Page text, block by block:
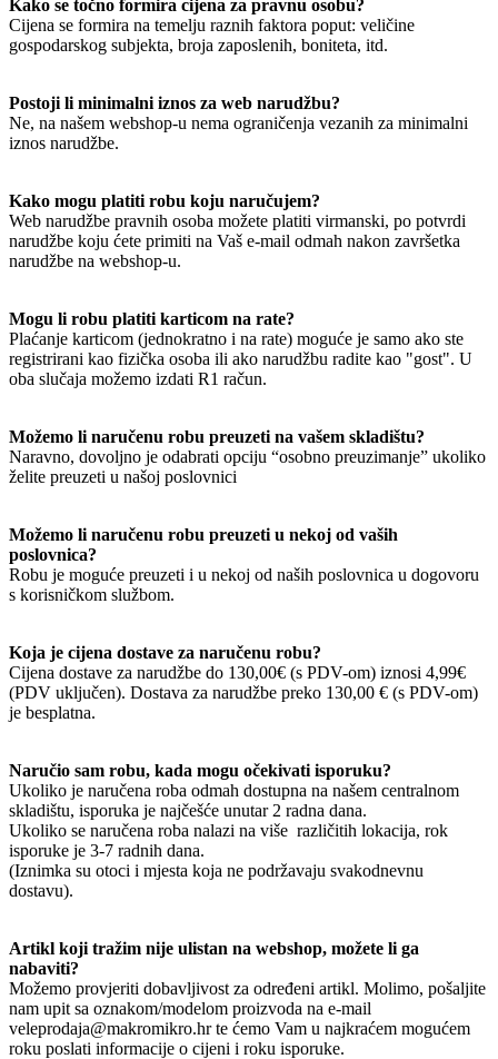
Kako se točno formira cijena za pravnu osobu?
Cijena se formira na temelju raznih faktora poput: veličine
gospodarskog subjekta, broja zaposlenih, boniteta, itd.
Postoji li minimalni iznos za web narudžbu?
Ne, na našem webshop-u nema ograničenja vezanih za minimalni
iznos narudžbe.
Kako mogu platiti robu koju naručujem?
Web narudžbe pravnih osoba možete platiti virmanski, po potvrdi
narudžbe koju ćete primiti na Vaš e-mail odmah nakon završetka
narudžbe na webshop-u.
Mogu li robu platiti karticom na rate?
Plaćanje karticom (jednokratno i na rate) moguće je samo ako ste
registrirani kao fizička osoba ili ako narudžbu radite kao "gost". U
oba slučaja možemo izdati R1 račun.
Možemo li naručenu robu preuzeti na vašem skladištu?
Naravno, dovoljno je odabrati opciju “osobno preuzimanje” ukoliko
želite preuzeti u našoj poslovnici
Možemo li naručenu robu preuzeti u nekoj od vaših
poslovnica?
Robu je moguće preuzeti i u nekoj od naših poslovnica u dogovoru
s korisničkom službom.
Koja je cijena dostave za naručenu robu?
Cijena dostave za narudžbe do 130,00€ (s PDV-om) iznosi 4,99€
(PDV uključen). Dostava za narudžbe preko 130,00 € (s PDV-om)
je besplatna.
Naručio sam robu, kada mogu očekivati isporuku?
Ukoliko je naručena roba odmah dostupna na našem centralnom
skladištu, isporuka je najčešće unutar 2 radna dana.
Ukoliko se naručena roba nalazi na više različitih lokacija, rok
isporuke je 3-7 radnih dana.
(Iznimka su otoci i mjesta koja ne podržavaju svakodnevnu
dostavu).
Artikl koji tražim nije ulistan na webshop, možete li ga
nabaviti?
Možemo provjeriti dobavljivost za određeni artikl. Molimo, pošaljite
nam upit sa oznakom/modelom proizvoda na e-mail
veleprodaja@makromikro.hr te ćemo Vam u najkraćem mogućem
roku poslati informacije o cijeni i roku isporuke.